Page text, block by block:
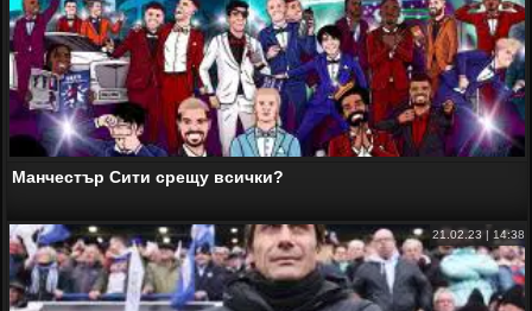
Манчестър Сити срещу всички?
21.02.23 | 14:38